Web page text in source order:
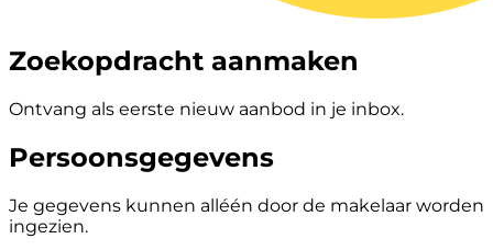
Zoekopdracht aanmaken
Ontvang als eerste nieuw aanbod in je inbox.
Persoonsgegevens
Je gegevens kunnen alléén door de makelaar worden
ingezien.